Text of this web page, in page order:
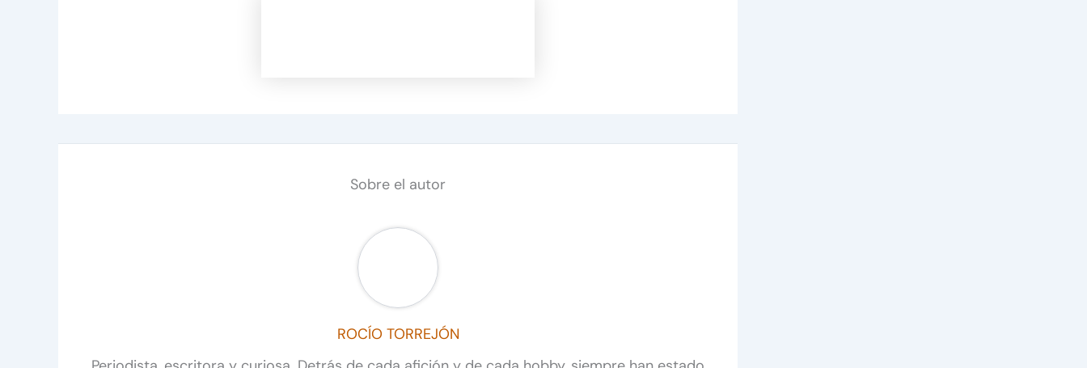
Sobre el autor
ROCÍO TORREJÓN